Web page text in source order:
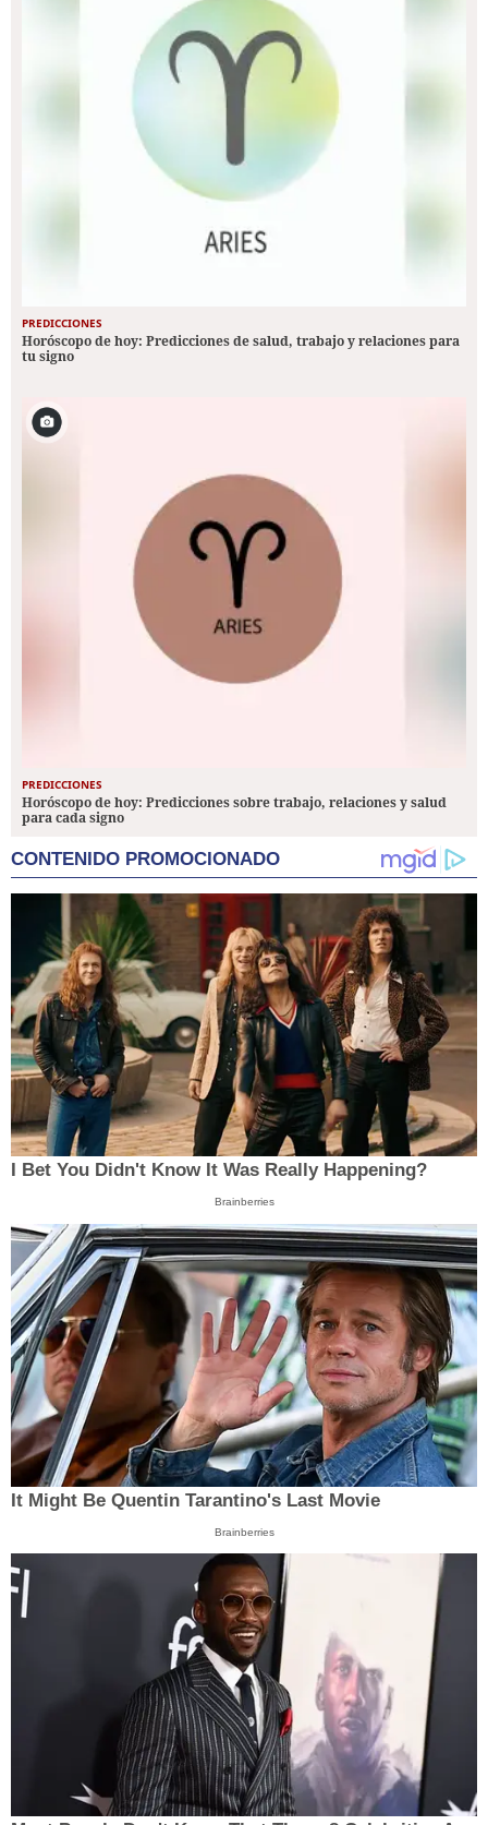
PREDICCIONES
Horóscopo de hoy: Predicciones de salud, trabajo y relaciones para
tu signo
PREDICCIONES
Horóscopo de hoy: Predicciones sobre trabajo, relaciones y salud
para cada signo
CONTENIDO PROMOCIONADO
I Bet You Didn't Know It Was Really Happening?
Brainberries
It Might Be Quentin Tarantino's Last Movie
Brainberries